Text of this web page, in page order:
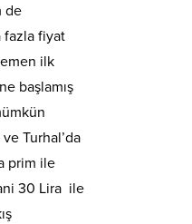
de
fazla fiyat
ilk
başlamış
Turhal’da
prim ile
30 Lira ile